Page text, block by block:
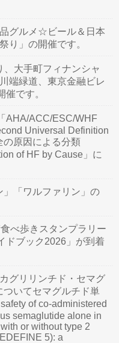
グルメ☆ビール＆日本
り」の開催です。
、大手町フィナンシャ
端緑道、東京金融ビレ
です。
AHA/ACC/ESC/WHF
Universal Definition
の原因による分類
of HF by Cause」に
」「ワルファリン」の
べ歩きスタンプラリー
ドブック2026」が到着
グリリンチド・セマグ
ついてセマグルチド単
of co-administered
semaglutide alone in
or without type 2
5): a